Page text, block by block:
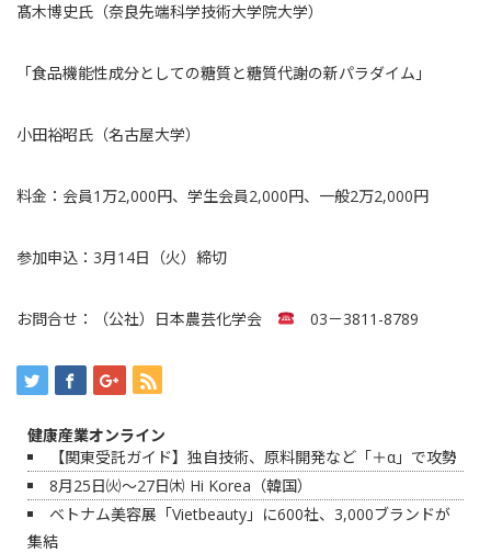
髙木博史氏（奈良先端科学技術大学院大学）
「食品機能性成分としての糖質と糖質代謝の新パラダイム」
小田裕昭氏（名古屋大学）
料金：会員1万2,000円、学生会員2,000円、一般2万2,000円
参加申込：3月14日（火）締切
お問合せ：（公社）日本農芸化学会 03－3811-8789
健康産業オンライン
【関東受託ガイド】独自技術、原料開発など「＋α」で攻勢
8月25日㈫～27日㈭ Hi Korea（韓国）
ベトナム美容展「Vietbeauty」に600社、3,000ブランドが
集結